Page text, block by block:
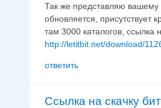
Так же представляю
обновляется, присутствует
там 3000 каталогов, ссылка
http://letitbit.net/download/
ответить
Ссылка на скачку